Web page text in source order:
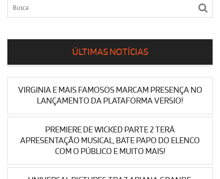
ÚLTIMAS NOTÍCIAS
VIRGINIA E MAIS FAMOSOS MARCAM PRESENÇA NO
LANÇAMENTO DA PLATAFORMA VERSIO!
PREMIERE DE WICKED PARTE 2 TERÁ
APRESENTAÇÃO MUSICAL, BATE PAPO DO ELENCO
COM O PÚBLICO E MUITO MAIS!